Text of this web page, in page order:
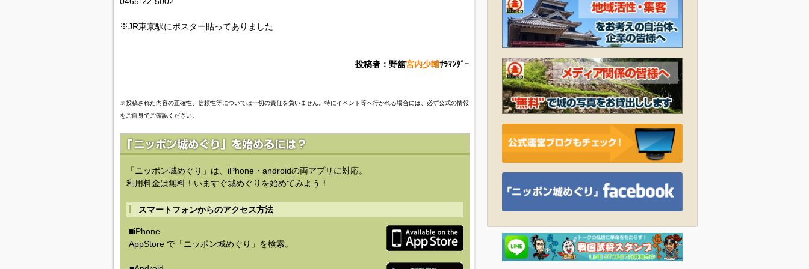
※JR東京駅にポスター貼ってありました
投稿者：野舘宮内少輔ｻﾗﾏﾝﾀﾞｰ
※投稿された内容の正確性、信頼性等については一切の責任を負いません。特にイベント等へ行かれる場合には、必ず公式の情報
をご自身でご確認ください。
「ニッポン城めぐり」は、iPhone・androidの両アプリに対応。
利用料金は無料！いますぐ城めぐりを始めてみよう！
スマートフォンからのアクセス方法
■iPhone
AppStore で「ニッポン城めぐり」を検索。